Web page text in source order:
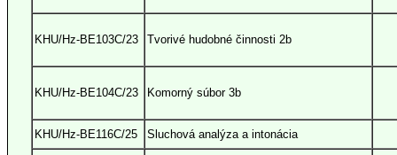
KHU/Hz-BE103C/23 Tvorivé hudobné činnosti 2b
KHU/Hz-BE104C/23 Komorný súbor 3b
KHU/Hz-BE116C/25 Sluchová analýza a intonácia